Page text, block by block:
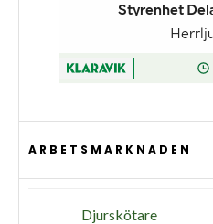
ARBETSMARKNADEN
Djurskötare